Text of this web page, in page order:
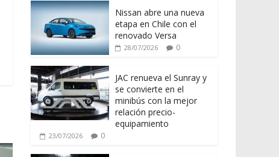
Nissan abre una nueva
etapa en Chile con el
renovado Versa
28/07/2026 0
JAC renueva el Sunray y
se convierte en el
minibús con la mejor
relación precio-
equipamiento
23/07/2026 0